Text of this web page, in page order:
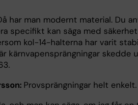
har man modernt material. Du
specifikt kan säga med
kol-14-halterna har varit
kärnvapensprängningar skedde
Provsprängningar helt enkelt.